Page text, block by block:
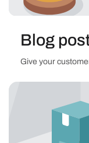
Blog
Give your